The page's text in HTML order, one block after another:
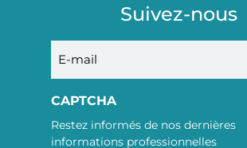
Suivez-nous
mail
CAPTCHA
Restez informés de nos dernières
informations professionnelles